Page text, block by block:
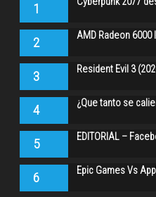
1
2 AMD Radeon
3 Resident Evil 3
4 ¿Que tanto se
5 EDITORIAL –
6 Epic Games Vs